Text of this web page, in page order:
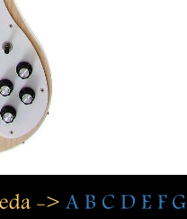
-> A B C D E F G